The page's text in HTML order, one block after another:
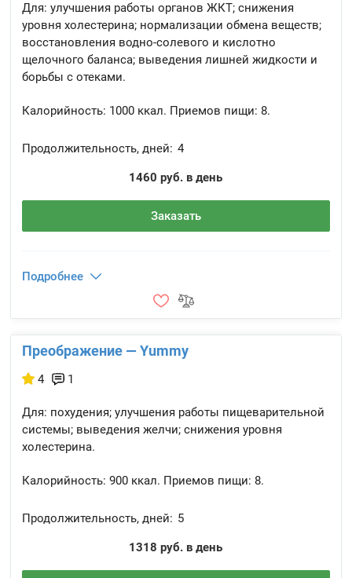
Для: улучшения работы органов ЖКТ; снижения
уровня холестерина; нормализации обмена веществ;
восстановления водно-солевого и кислотно
щелочного баланса; выведения лишней жидкости и
борьбы с отеками.
Калорийность: 1000 ккал. Приемов пищи: 8.
Продолжительность, дней: 4
1460 руб. в день
Заказать
Подробнее
Преображение — Yummy
4 1
Для: похудения; улучшения работы пищеварительной
системы; выведения желчи; снижения уровня
холестерина.
Калорийность: 900 ккал. Приемов пищи: 8.
Продолжительность, дней: 5
1318 руб. в день